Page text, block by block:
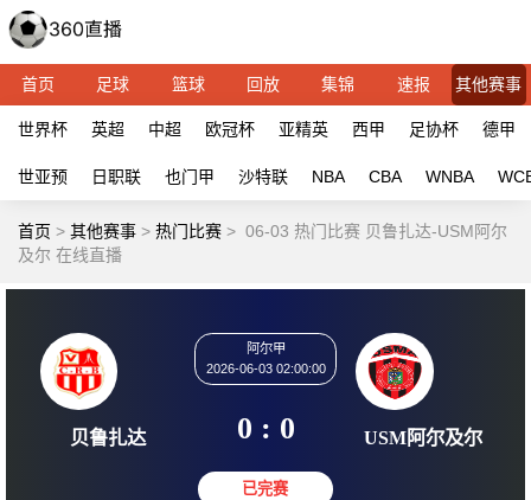
首页 足球 篮球 回放 集锦 速报 其他赛事
世界杯 英超 中超 欧冠杯 亚精英 西甲 足协杯 德甲
世亚预 日职联 也门甲 沙特联 NBA CBA WNBA
首页 > 其他赛事 > 热门比赛 > 06-03 热门比赛 贝鲁扎达-USM阿尔
及尔 在线直播
2026-06-03 02:00:00